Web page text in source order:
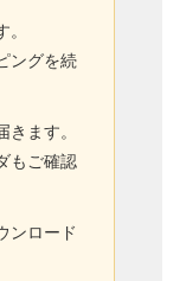
ングを続
ます。
もご確認
ンロード